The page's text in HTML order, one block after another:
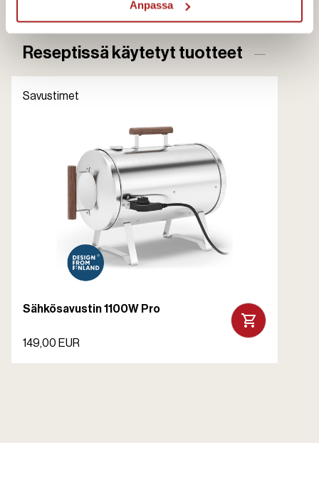
Anpassa
Reseptissä käytetyt tuotteet
Savustimet
Sähkösavustin 1100W Pro
149,00 EUR